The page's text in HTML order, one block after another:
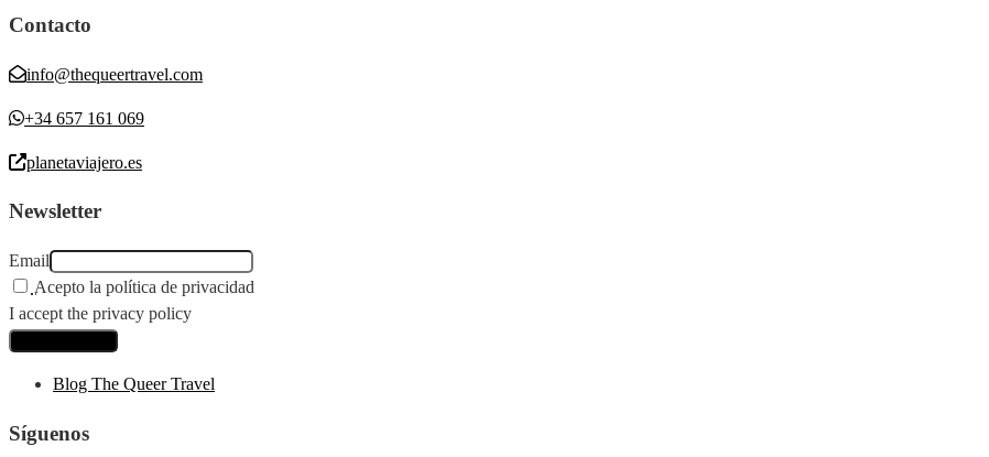
Contacto
info@thequeertravel.com
+34 657 161 069
planetaviajero.es
Newsletter
Email
Acepto la política de privacidad
I accept the privacy policy
Blog The Queer Travel
Síguenos